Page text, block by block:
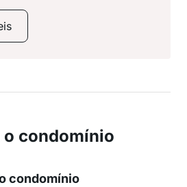
o condomínio
condomínio